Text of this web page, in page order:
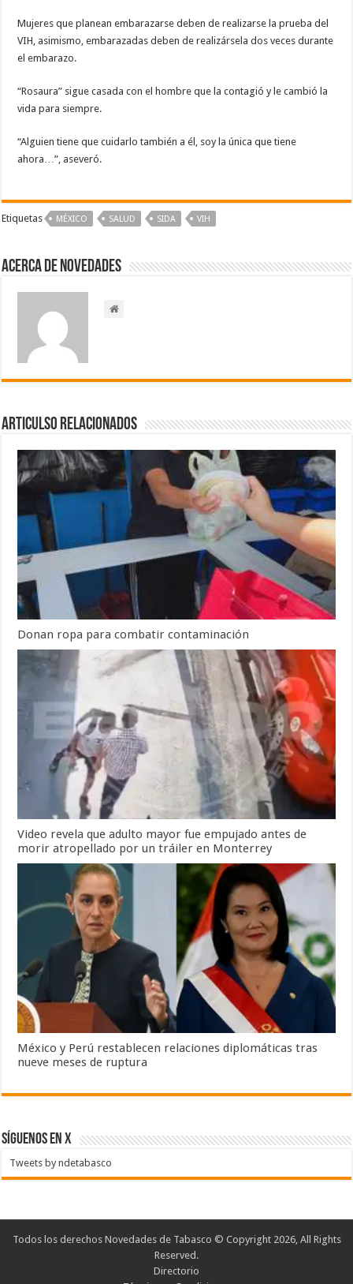
Mujeres que planean embarazarse deben de realizarse la prueba del
VIH, asimismo, embarazadas deben de realizársela dos veces durante
el embarazo.
“Rosaura” sigue casada con el hombre que la contagió y le cambió la
vida para siempre.
“Alguien tiene que cuidarlo también a él, soy la única que tiene
ahora…”, aseveró.
Etiquetas MÉXICO SALUD SIDA VIH
Acerca de NOVEDADES
Articulso Relacionados
Donan ropa para combatir contaminación
Video revela que adulto mayor fue empujado antes de
morir atropellado por un tráiler en Monterrey
México y Perú restablecen relaciones diplomáticas tras
nueve meses de ruptura
SÍGUENOS EN X
Tweets by ndetabasco
Todos los derechos Novedades de Tabasco © Copyright 2026, All Rights
Reserved.
Directorio